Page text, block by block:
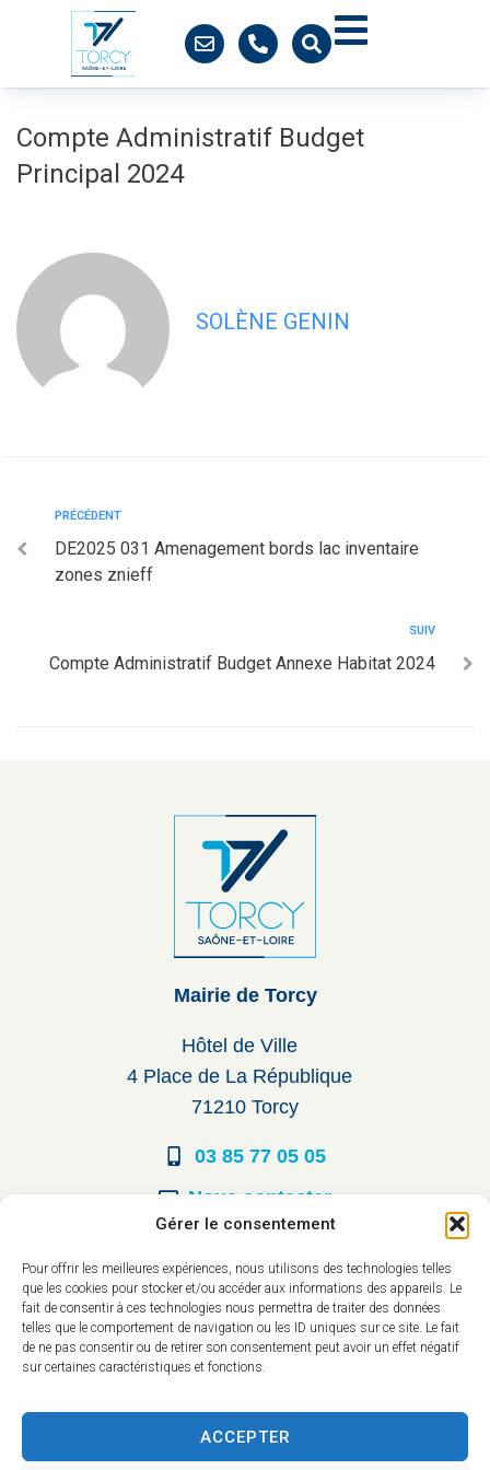
Gérer le consentement
Pour offrir les meilleures expériences, nous utilisons des technologies telles
que les cookies pour stocker et/ou accéder aux informations des appareils. Le
fait de consentir à ces technologies nous permettra de traiter des données
telles que le comportement de navigation ou les ID uniques sur ce site. Le fait
de ne pas consentir ou de retirer son consentement peut avoir un effet négatif
sur certaines caractéristiques et fonctions.
ACCEPTER
Compte Administratif Budget
Principal 2024
SOLÈNE GENIN
PRÉCÉDENT
DE2025 031 Amenagement bords lac inventaire
zones znieff
SUIV
Compte Administratif Budget Annexe Habitat 2024
Mairie de Torcy
Hôtel de Ville
4 Place de La République
71210 Torcy
03 85 77 05 05
Nous contacter
Du lundi au vendredi :
8h30 à 12h00